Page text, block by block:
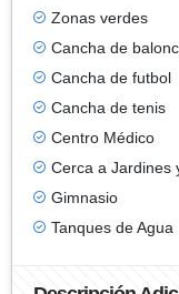
Zonas verdes
Cancha de
Cancha de futbol
Cancha de tenis
Centro Médico
Cerca a Jardines
Gimnasio
Tanques de Agua